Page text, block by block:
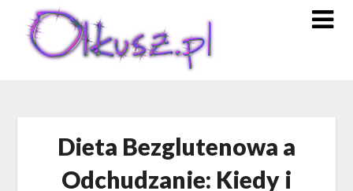
content
Dieta Bezglutenowa a
Odchudzanie: Kiedy i